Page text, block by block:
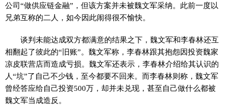
公司“做供应链金融”，但该方案并未被魏文军采纳。此前一度以
兄弟互称的二人，如今因此闹得很不愉快。
谈判未能达成双方都满意的结果之下，魏文军和李春林还互
相翻起了彼此的“旧账”。魏文军称，李春林跟其抱怨因投资魏家
凉皮联营店而造成亏损。魏文军还表示，李春林介绍给其认识的
人“坑”了自己不少钱，至今都要不回来。而李春林则称，魏文军
曾经答应给自己投资500万，却并未兑现，甚至自己做什么都被
魏文军当成造反。